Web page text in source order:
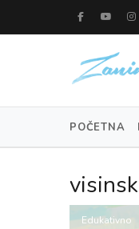
POČETNA
Edukativno